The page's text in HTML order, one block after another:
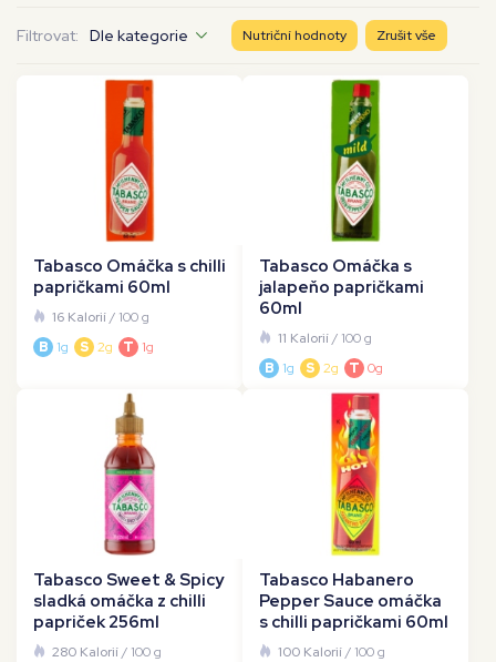
Filtrovat: Dle kategorie Nutriční hodnoty Zrušit vše
Tabasco Omáčka s chilli
papričkami 60ml
16 Kalorií/ 100 g
B 1g S 2g T 1g
Tabasco Omáčka s
jalapeňo papričkami
60ml
11 Kalorií/ 100 g
B 1g S 2g T 0g
Tabasco Sweet & Spicy
sladká omáčka z chilli
papriček 256ml
280 Kalorií/ 100 g
Tabasco Habanero
Pepper Sauce omáčka
s chilli papričkami 60ml
100 Kalorií/ 100 g